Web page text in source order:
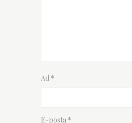
Ad *
E-posta *